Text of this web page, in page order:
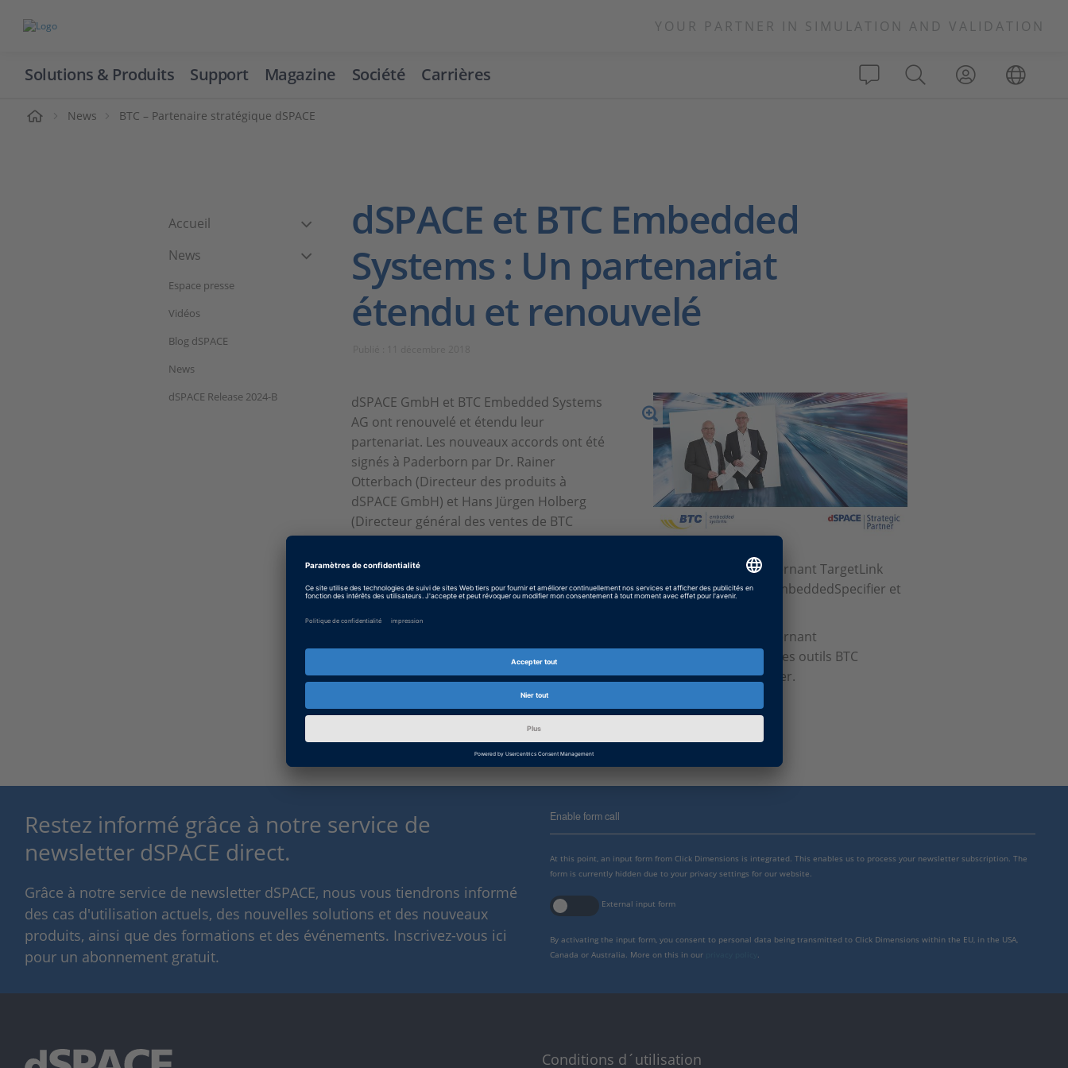
YOUR PARTNER IN SIMULATION AND VALIDATION
Solutions & Produits Support Magazine Société Carrières
News BTC – Partenaire stratégique dSPACE
Accueil
News
Espace presse
Vidéos
Blog dSPACE
News
dSPACE Release 2024-B
dSPACE et BTC Embedded
Systems : Un partenariat
étendu et renouvelé
dSPACE GmbH et BTC Embedded Systems
AG ont renouvelé et étendu leur
partenariat. Les nouveaux accords ont été
signés à Paderborn par Dr. Rainer
Otterbach (Directeur des produits à
dSPACE GmbH) et Hans Jürgen Holberg
(Directeur général des ventes de BTC
Embedded Systems AG).
BTC Embedded Systems AG est partenaire stratégique de dSPACE concernant TargetLink
avec les outils BTC EmbeddedTester, BTC EmbeddedTester BASE, BTC EmbeddedSpecifier et
BTC Embedded Systems AG est partenaire stratégique de dSPACE concernant
AutomationDesk, ControlDesk, VEOS, la carte DS1006 et SCALEXIO avec les outils BTC
Requirement Observers, BTC EmbeddedSpecifier et BTC EmbeddedTester.
Restez informé grâce à notre service de
newsletter dSPACE direct.
Grâce à notre service de newsletter dSPACE, nous vous tiendrons informé
des cas d'utilisation actuels, des nouvelles solutions et des nouveaux
produits, ainsi que des formations et des événements. Inscrivez-vous ici
pour un abonnement gratuit.
Enable form call
At this point, an input form from Click Dimensions is integrated. This enables us to process your newsletter subscription. The
form is currently hidden due to your privacy settings for our website.
External input form
By activating the input form, you consent to personal data being transmitted to Click Dimensions within the EU, in the USA,
Canada or Australia. More on this in our
Conditions d´utilisation